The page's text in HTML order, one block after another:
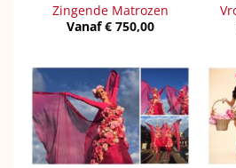
Zingende Matrozen
Vanaf€ 750,00